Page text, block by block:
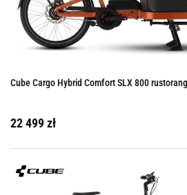
Cube Cargo Hybrid Comfort SLX 800
22 499 zł